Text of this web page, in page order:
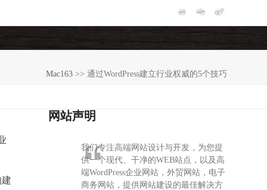
Mac163>> 通过WordPress建立行业权威的5个技巧
网站声明
我们专注高端网站设计与开发，为您提
供一个现代、干净的WEB站点，以及高
端WordPress企业网站，外贸网站，电子
商务网站，提供网站建设的最佳解决方